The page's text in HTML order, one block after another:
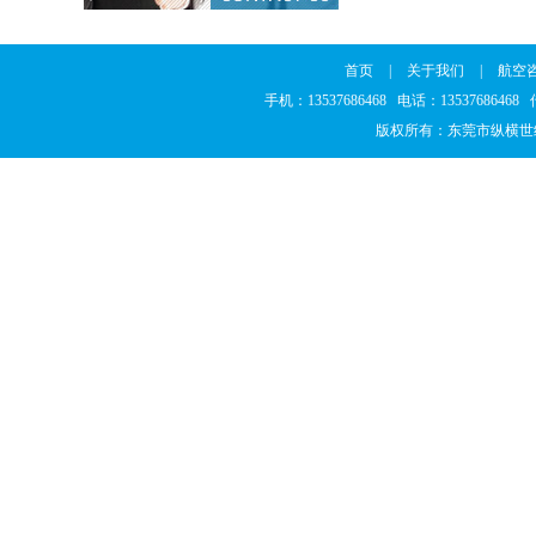
首页 关于我们
航空
手机：13537686468 电话：13537686468
版权所有：东莞市纵横